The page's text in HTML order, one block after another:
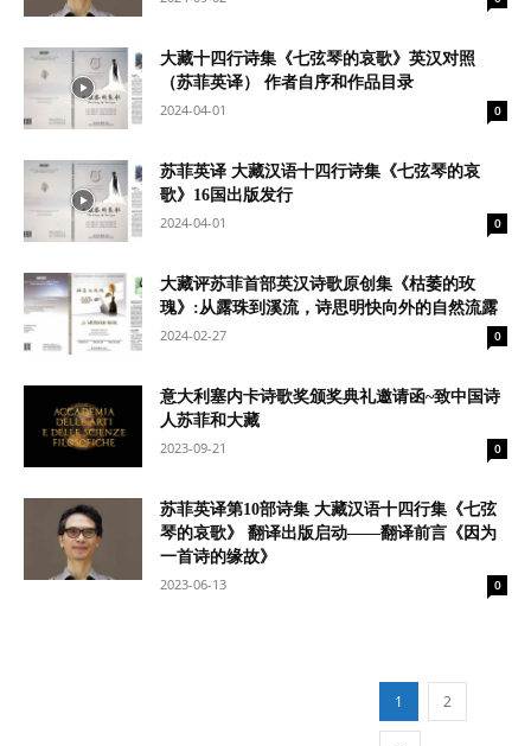
大藏十四行诗集《七弦琴的哀歌》英汉对照
（苏菲英译） 作者自序和作品目录
2024-04-01
0
苏菲英译 大藏汉语十四行诗集《七弦琴的哀
歌》16国出版发行
2024-04-01
0
大藏评苏菲首部英汉诗歌原创集《枯萎的玫
瑰》:从露珠到溪流，诗思明快向外的自然流露
2024-02-27
0
意大利塞内卡诗歌奖颁奖典礼邀请函~致中国诗
人苏菲和大藏
2023-09-21
0
苏菲英译第10部诗集 大藏汉语十四行集《七弦
琴的哀歌》 翻译出版启动——翻译前言《因为
一首诗的缘故》
2023-06-13
0
1 2